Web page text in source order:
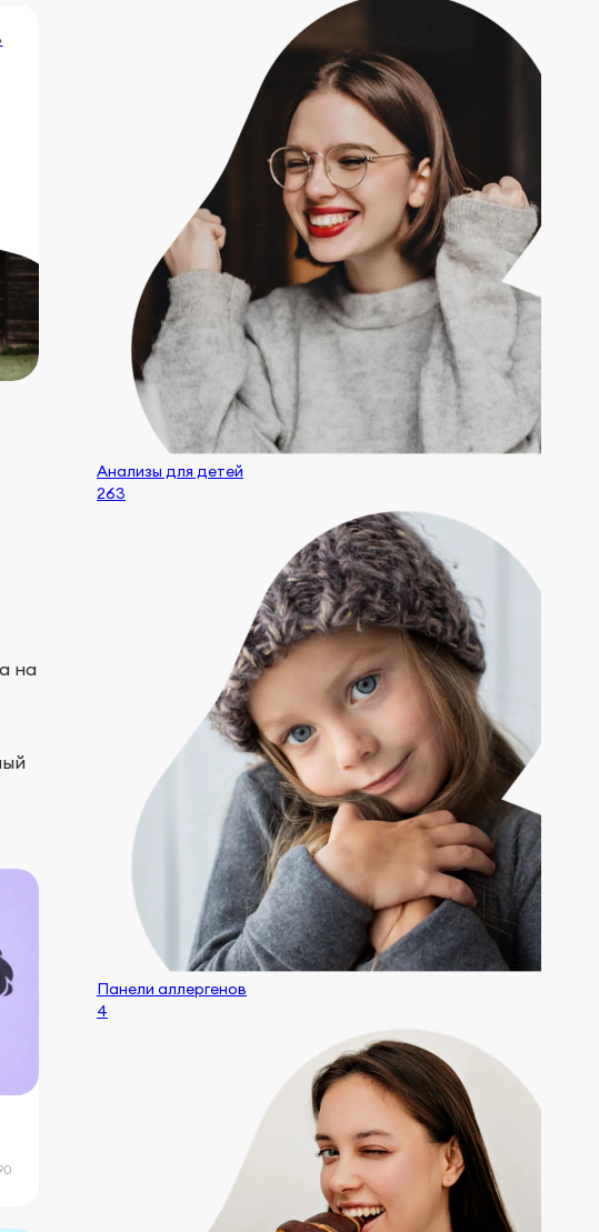
Анализы для детей
263
Панели аллергенов
4
на